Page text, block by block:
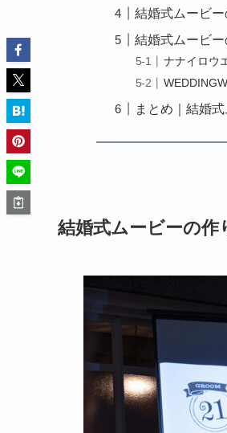
結婚式ムービ
結婚式ムービ
ナナイロウ
まとめ｜結婚
結婚式ムービーの作